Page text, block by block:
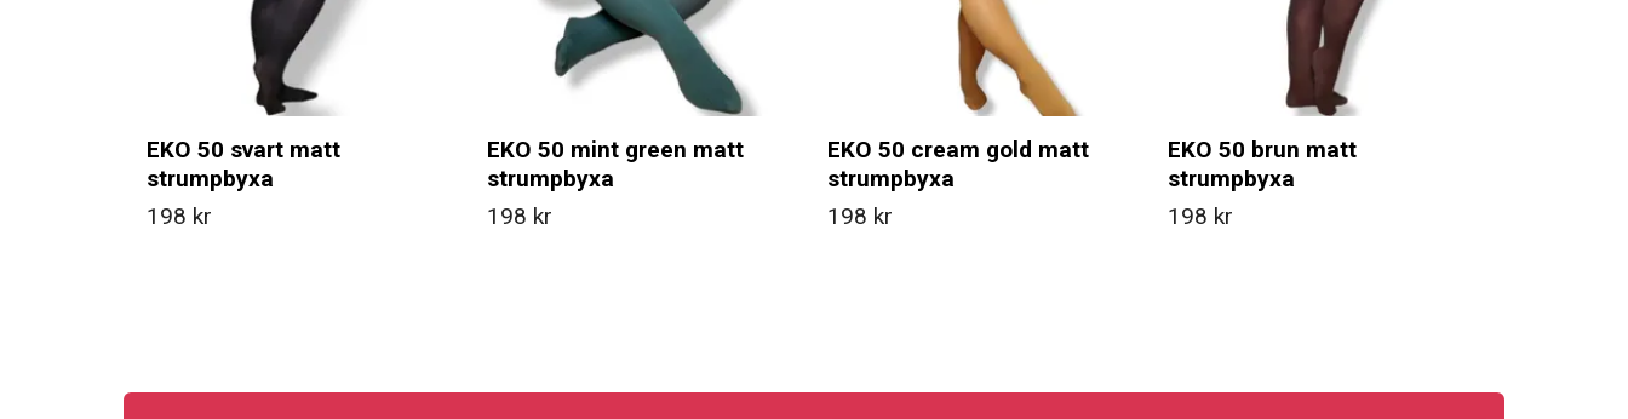
EKO 50 svart matt
strumpbyxa
198 kr
EKO 50 mint green matt
strumpbyxa
198 kr
EKO 50 cream gold matt
strumpbyxa
198 kr
EKO 50 brun matt
strumpbyxa
198 kr